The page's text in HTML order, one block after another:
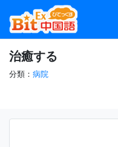
治癒する
分類： 病院